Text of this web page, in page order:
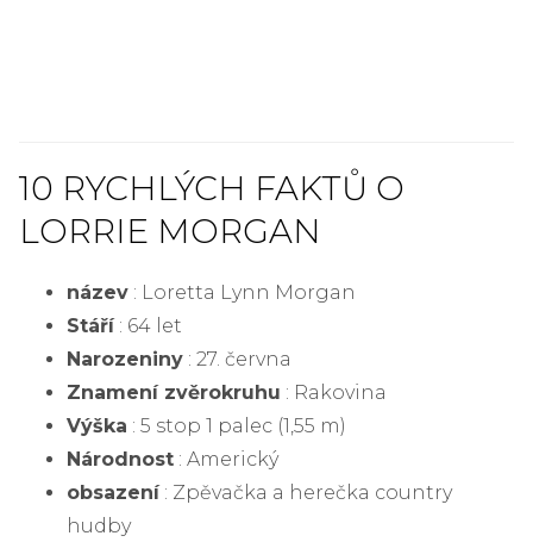
10 RYCHLÝCH FAKTŮ O
LORRIE MORGAN
název : Loretta Lynn Morgan
Stáří: 64 let
Narozeniny : 27. června
Znamení zvěrokruhu : Rakovina
Výška : 5 stop 1 palec (1,55 m)
Národnost : Americký
obsazení: Zpěvačka a herečka country
hudby